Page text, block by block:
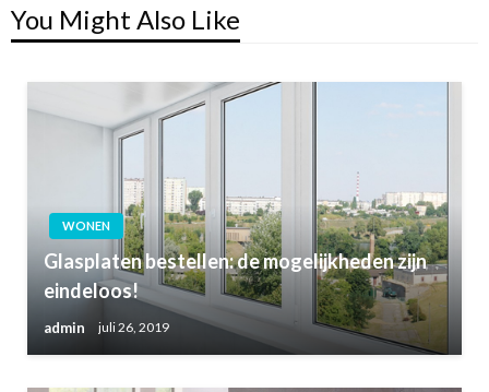
You Might Also Like
WONEN
Glasplaten bestellen: de mogelijkheden zijn
eindeloos!
admin juli 26, 2019